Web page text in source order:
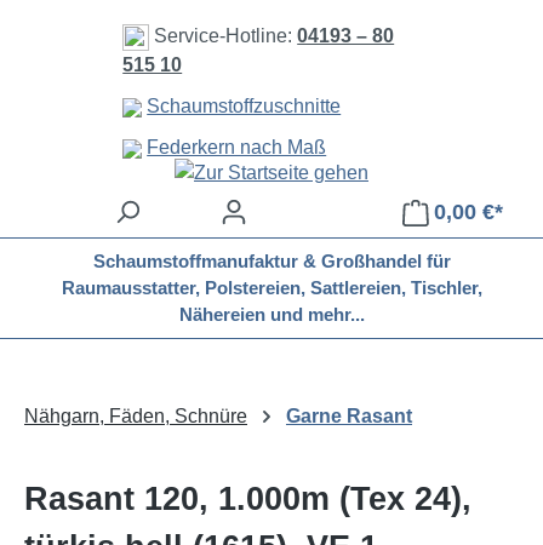
Zum Hauptinhalt springen
Service-Hotline:04193 – 80
515 10
Schaumstoffzuschnitte
Federkern nach Maß
0,00 €*
Schaumstoffmanufaktur & Großhandel für
Raumausstatter, Polstereien, Sattlereien, Tischler,
Nähereien und mehr...
Nähgarn, Fäden, Schnüre Garne Rasant
Rasant 120, 1.000m (Tex 24),